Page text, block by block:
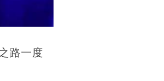
路一度